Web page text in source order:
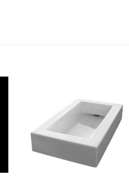
Πρόσθήκη
στην λίστα
επιθυμιών